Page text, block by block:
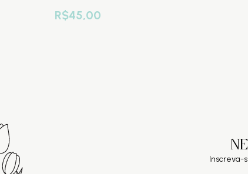
R$45,00
Inscreva-